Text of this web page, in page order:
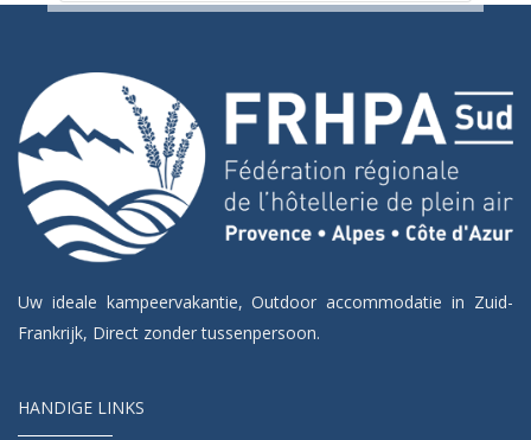
Uw ideale kampeervakantie, Outdoor accommodatie in Zuid-
Frankrijk, Direct zonder tussenpersoon.
HANDIGE LINKS